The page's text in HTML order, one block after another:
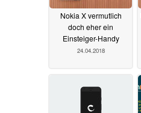
Nokia X vermutlich
doch eher ein
Einsteiger-Handy
24.04.2018